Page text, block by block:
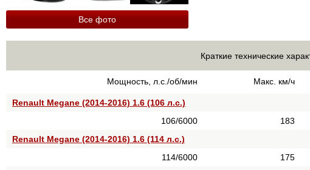
Все фото
Краткие технические
Мощность, л.с./об/мин Макс. км/ч
Renault Megane (2014-2016) 1.6 (106 л.с.)
106/6000
183
Renault Megane (2014-2016) 1.6 (114 л.с.)
114/6000
175